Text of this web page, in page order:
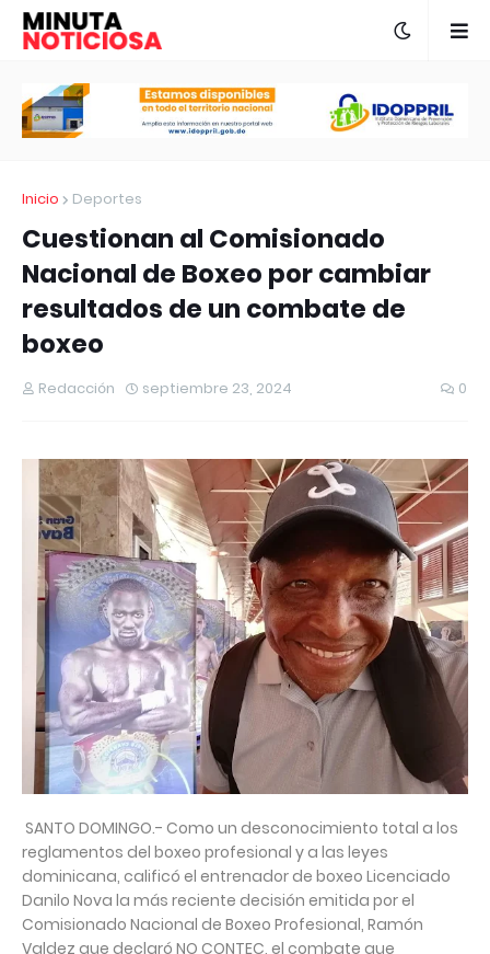
Inicio Deportes
Cuestionan al Comisionado
Nacional de Boxeo por cambiar
resultados de un combate de
boxeo
Redacción septiembre 23, 2024 0
SANTO DOMINGO.- Como un desconocimiento total a los
reglamentos del boxeo profesional y a las leyes
dominicana, calificó el entrenador de boxeo Licenciado
Danilo Nova la más reciente decisión emitida por el
Comisionado Nacional de Boxeo Profesional, Ramón
Valdez que declaró NO CONTEC, el combate que